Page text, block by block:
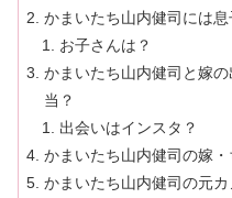
かまいたち山内健司には息
お子さんは？
かまいたち山内健司と嫁
当？
出会いはインスタ？
かまいたち山内健司の嫁
かまいたち山内健司の元カ